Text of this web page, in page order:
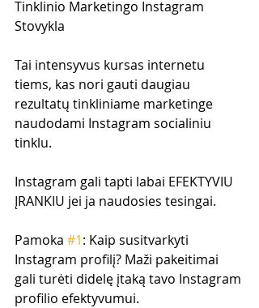
Tinklinio Marketingo Instagram
Stovykla
Tai intensyvus kursas internetu
tiems, kas nori gauti daugiau
rezultatų tinkliniame marketinge
naudodami Instagram socialiniu
tinklu.
Instagram gali tapti labai EFEKTYVIU
ĮRANKIU jei ja naudosies tesingai.
Pamoka #1: Kaip susitvarkyti
Instagram profilį? Maži pakeitimai
gali turėti didelę įtaką tavo Instagram
profilio efektyvumui.